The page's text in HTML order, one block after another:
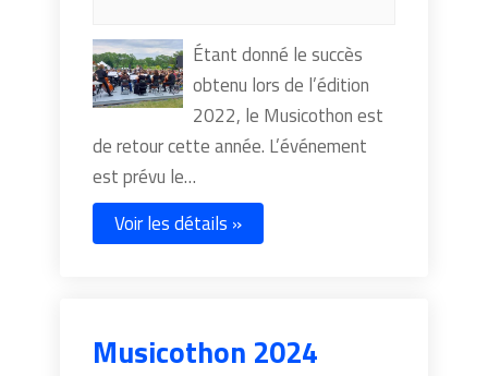
Étant donné le succès
obtenu lors de l’édition
2022, le Musicothon est
de retour cette année. L’événement
est prévu le…
Voir les détails »
Musicothon 2024